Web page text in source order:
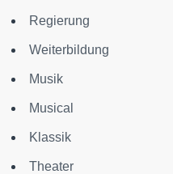
Regierung
Weiterbildung
Musik
Musical
Klassik
Theater